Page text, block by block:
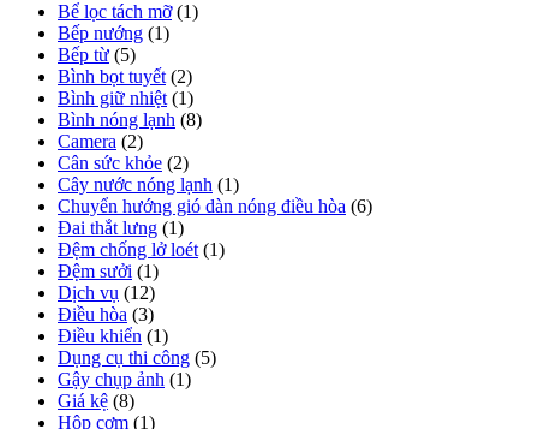
Bể lọc tách mỡ (1)
Bếp nướng (1)
Bếp từ (5)
Bình bọt tuyết (2)
Bình giữ nhiệt (1)
Bình nóng lạnh (8)
Camera (2)
Cân sức khỏe (2)
Cây nước nóng lạnh (1)
Chuyển hướng gió dàn nóng điều hòa (6)
Đai thắt lưng (1)
Đệm chống lở loét (1)
Đệm sưởi (1)
Dịch vụ (12)
Điều hòa (3)
Điều khiển (1)
Dụng cụ thi công (5)
Gậy chụp ảnh (1)
Giá kệ (8)
Hộp cơm (1)